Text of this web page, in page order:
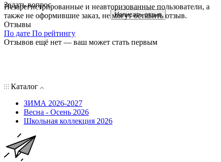
Задать вопрос
Написать отзыв
Незарегистрированные и неавторизованные пользователи, а
также не оформившие заказ, не могут оставить отзыв.
Отзывы
По дате По рейтингу
Отзывов ещё нет — ваш может стать первым
Каталог
ЗИМА 2026-2027
Весна - Осень 2026
Школьная коллекция 2026